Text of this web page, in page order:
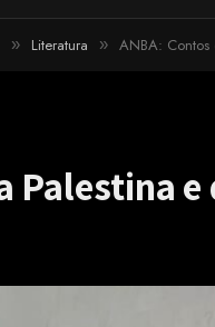
» Literatura » ANBA: Contos
Palestina